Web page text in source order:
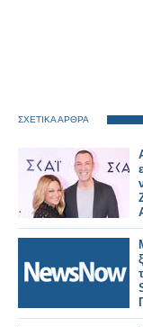
ΣΧΕΤΙΚΑ ΑΡΘΡΑ